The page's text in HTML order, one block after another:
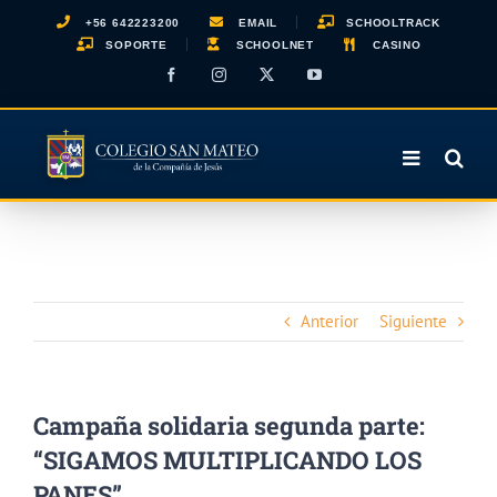
+56 642223200 EMAIL
SCHOOLTRACK
SOPORTE
SCHOOLNET CASINO
FacebookInstagram YouTube
Anterior Siguiente
Campaña solidaria segunda parte:
“SIGAMOS MULTIPLICANDO LOS